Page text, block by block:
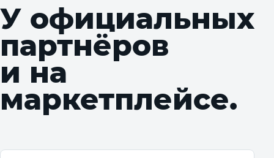
У официальных
партнёров
и на
маркетплейсе.